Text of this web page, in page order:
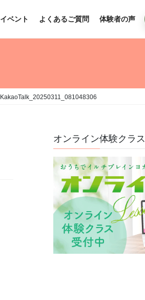
イベント よくあるご質問 体験者の声
KakaoTalk_20250311_081048306
オンライン体験クラス